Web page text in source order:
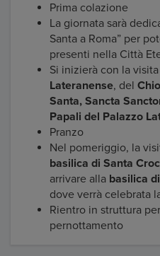
Prima colazione
La giornata sarà
Santa a Roma” per
presenti nella Città
Si inizierà con la
Lateranense, del
Santa, Sancta
Papali del Palazzo
Pranzo
Nel pomeriggio, la
basilica di Santa
arrivare alla basilica
dove verrà celebrata
Rientro in struttura
pernottamento